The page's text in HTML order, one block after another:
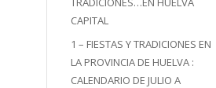
CAPITAL
1 – FIESTAS Y TRADICIONES EN
LA PROVINCIA DE HUELVA :
CALENDARIO DE JULIO A